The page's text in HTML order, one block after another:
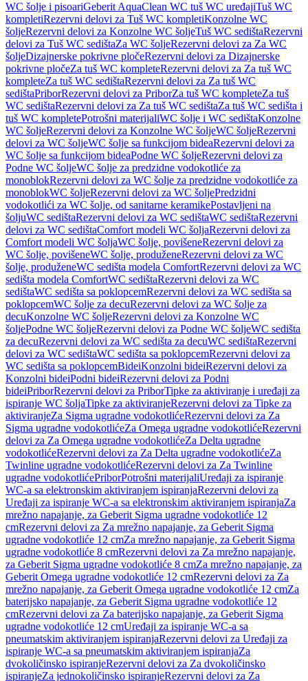
WC šolje i pisoariGeberit AquaClean WC tuš WC uređajiTuš WC
kompletiRezervni delovi za Tuš WC kompletiKonzolne WC
šoljeRezervni delovi za Konzolne WC šoljeTuš WC sedištaRezervni
delovi za Tuš WC sedištaZa WC šoljeRezervni delovi za Za WC
šoljeDizajnerske pokrivne pločeRezervni delovi za Dizajnerske
pokrivne pločeZa tuš WC kompleteRezervni delovi za Za tuš WC
kompleteZa tuš WC sedištaRezervni delovi za Za tuš WC
sedištaPriborRezervni delovi za PriborZa tuš WC kompleteZa tuš
WC sedištaRezervni delovi za Za tuš WC sedištaZa tuš WC sedišta i
tuš WC kompletePotrošni materijaliWC šolje i WC sedištaKonzolne
WC šoljeRezervni delovi za Konzolne WC šoljeWC šoljeRezervni
delovi za WC šoljeWC šolje sa funkcijom bideaRezervni delovi za
WC šolje sa funkcijom bideaPodne WC šoljeRezervni delovi za
Podne WC šoljeWC šolje za predzidne vodokotliće za
monoblokRezervni delovi za WC šolje za predzidne vodokotliće za
monoblokWC šoljeRezervni delovi za WC šoljePredzidni
vodokotlići za WC šolje, od sanitarne keramikePostavljeni na
šoljuWC sedištaRezervni delovi za WC sedištaWC sedištaRezervni
delovi za WC sedištaComfort modeli WC šoljaRezervni delovi za
Comfort modeli WC šoljaWC šolje, povišeneRezervni delovi za
WC šolje, povišeneWC šolje, produženeRezervni delovi za WC
šolje, produženeWC sedišta modela ComfortRezervni delovi za WC
sedišta modela ComfortWC sedištaRezervni delovi za WC
sedištaWC sedišta sa poklopcemRezervni delovi za WC sedišta sa
poklopcemWC šolje za decuRezervni delovi za WC šolje za
decuKonzolne WC šoljeRezervni delovi za Konzolne WC
šoljePodne WC šoljeRezervni delovi za Podne WC šoljeWC sedišta
za decuRezervni delovi za WC sedišta za decuWC sedištaRezervni
delovi za WC sedištaWC sedišta sa poklopcemRezervni delovi za
WC sedišta sa poklopcemBideiKonzolni bideiRezervni delovi za
Konzolni bideiPodni bideiRezervni delovi za Podni
bideiPriborRezervni delovi za PriborTipke za aktiviranje i uređaji za
ispiranje WC šoljaTipke za aktiviranjeRezervni delovi za Tipke za
aktiviranjeZa Sigma ugradne vodokotlićeRezervni delovi za Za
Sigma ugradne vodokotlićeZa Omega ugradne vodokotlićeRezervni
delovi za Za Omega ugradne vodokotlićeZa Delta ugradne
vodokotlićeRezervni delovi za Za Delta ugradne vodokotlićeZa
Twinline ugradne vodokotlićeRezervni delovi za Za Twinline
ugradne vodokotlićePriborPotrošni materijaliUređaji za ispiranje
WC-a sa elektronskim aktiviranjem ispiranjaRezervni delovi za
Uređaji za ispiranje WC-a sa elektronskim aktiviranjem ispiranjaZa
mrežno napajanje, za Geberit Sigma ugradne vodokotliće 12
cmRezervni delovi za Za mrežno napajanje, za Geberit Sigma
ugradne vodokotliće 12 cmZa mrežno napajanje, za Geberit Sigma
ugradne vodokotliće 8 cmRezervni delovi za Za mrežno napajanje,
za Geberit Sigma ugradne vodokotliće 8 cmZa mrežno napajanje, za
Geberit Omega ugradne vodokotliće 12 cmRezervni delovi za Za
mrežno napajanje, za Geberit Omega ugradne vodokotliće 12 cmZa
baterijsko napajanje, za Geberit Sigma ugradne vodokotliće 12
cmRezervni delovi za Za baterijsko napajanje, za Geberit Sigma
ugradne vodokotliće 12 cmUređaji za ispiranje WC-a sa
pneumatskim aktiviranjem ispiranjaRezervni delovi za Uređaji za
ispiranje WC-a sa pneumatskim aktiviranjem ispiranjaZa
dvokoličinsko ispiranjeRezervni delovi za Za dvokoličinsko
ispiranjeZa jednokoličinsko ispiranjeRezervni delovi za Za